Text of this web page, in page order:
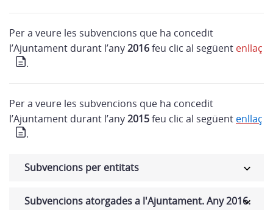
Per a veure les subvencions que ha concedit
l’Ajuntament durant l’any2016feu clic al següent enllaç
.
Per a veure les subvencions que ha concedit
l’Ajuntament durant l’any2015feu clic al següent enllaç
.
Subvencions per entitats
Subvencions atorgades a l'Ajuntament. Any 2016.